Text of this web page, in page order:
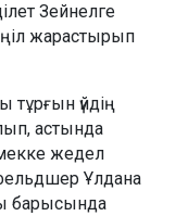
Зейнелге
жарастырып
тұрғын үйдің
астында
жедел
Ұлдана
барысында